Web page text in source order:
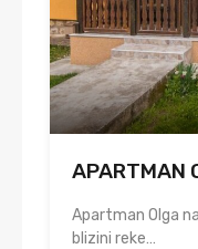
APARTMAN
Apartman Olga
blizini reke…